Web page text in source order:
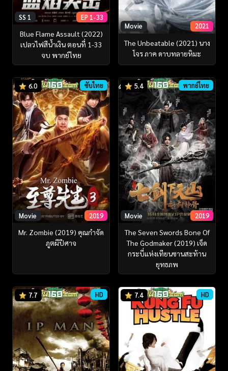
SS 1 EP 1-33
Blue Flame Assault (2022)
เปลวไฟสีน้ำเงิน ตอนที่ 1-33
จบ พากย์ไทย
Movie 2021
The Unbeatable (2021) นาง
โจร ภาค ดาบทลายหิมะ
6.0 ซับไทย
Movie 2019
Mr. Zombie (2019) คุณกำจัด
ภูตผีปีศาจ
5.4 พากย์ไทย
Movie 2019
The Seven Swords Bone Of
The Godmaker (2019) เจ็ด
กระบี่แห่งเทียนซานสะท้าน
ยุทธภพ
7.7 HD 7.4 HD